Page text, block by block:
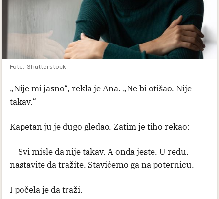
Foto: Shutterstock
„Nije mi jasno“, rekla je Ana. „Ne bi otišao. Nije
takav.“
Kapetan ju je dugo gledao. Zatim je tiho rekao:
— Svi misle da nije takav. A onda jeste. U redu,
nastavite da tražite. Stavićemo ga na poternicu.
I počela je da traži.